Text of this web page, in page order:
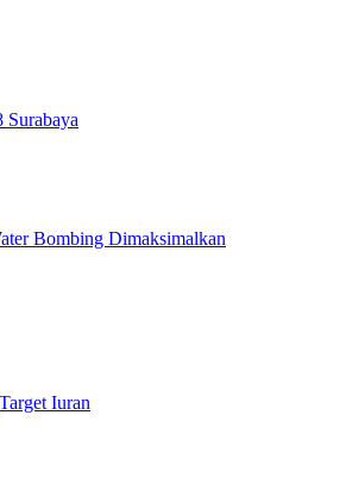
Surabaya
Bombing Dimaksimalkan
Iuran